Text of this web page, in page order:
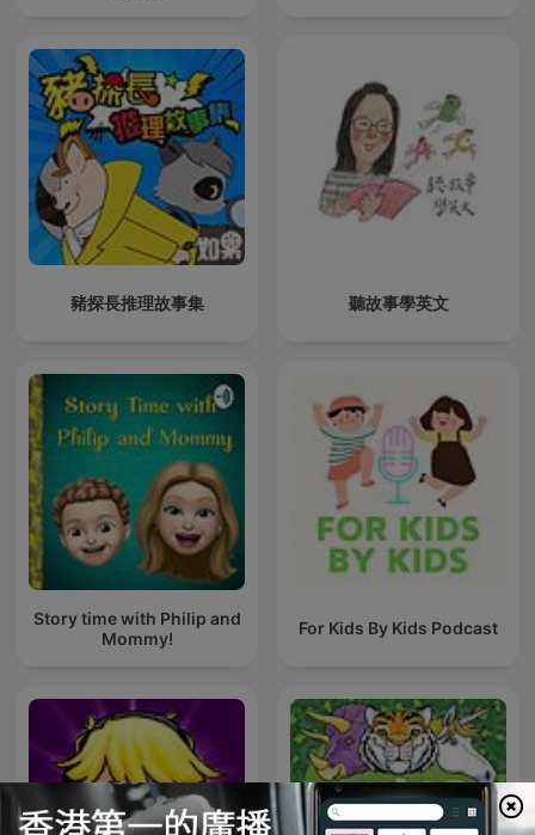
豬探長推理故事集 聽故事學英文
Story time with Philip and
Mommy!
For Kids By Kids Podcast